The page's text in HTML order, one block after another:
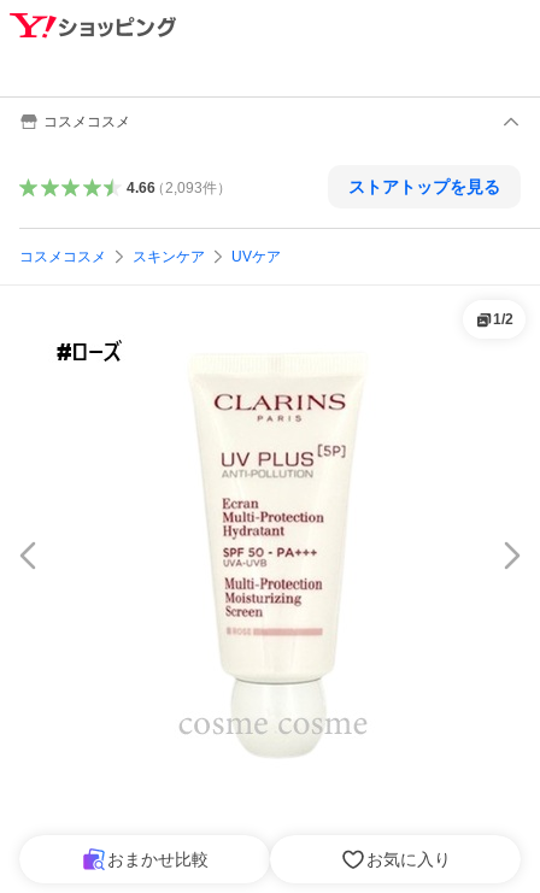
コスメコスメ
4.66（ 2,093件） ストアトップを見る
コスメコスメ スキンケア UVケア
1/2
おまかせ比較 お気に入り